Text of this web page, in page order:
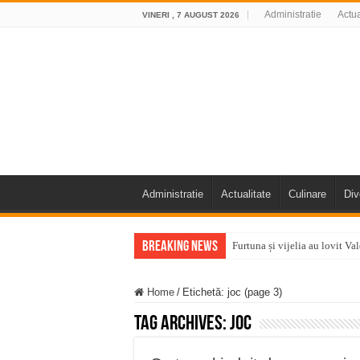
VINERI , 7 AUGUST 2026 Administratie
Administratie Actualitate Culinare
Breaking News Furtuna și vijelia au lovit
ANUNŢ OPRIRE ANUNŢ
Anunț important –
Home / Etichetă: joc (page 3)
Tag Archives:joc